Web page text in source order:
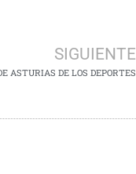
SIGUIENTE
ASTURIAS DE LOS DEPORTES